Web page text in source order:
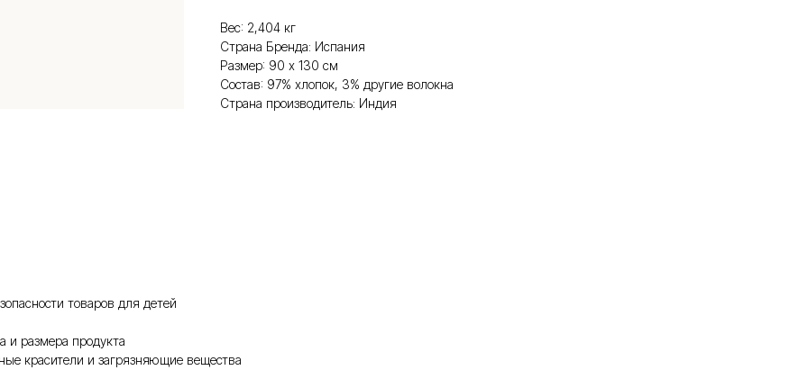
Вес: 2,404 кг
Страна Бренда: Испания
Размер: 90 х 130 см
Состав: 97% хлопок, 3% другие волокна
Страна производитель: Индия
товаров для детей
и размера продукта
красители и загрязняющие вещества